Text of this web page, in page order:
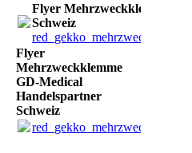
Flyer Mehrzweckklemme
Schweiz
Flyer
Mehrzweckklemme
GD-Medical
Handelspartner
Schweiz